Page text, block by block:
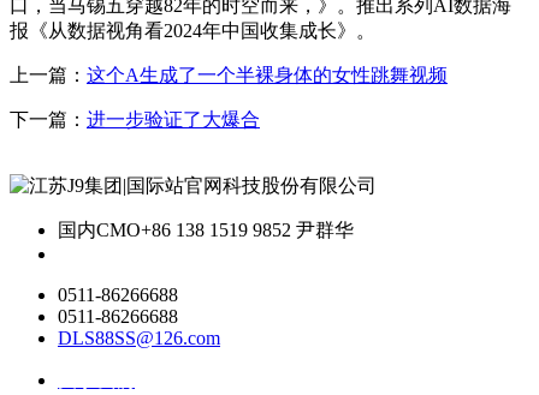
口，当马锡五穿越82年的时空而来，》。推出系列AI数据海
报《从数据视角看2024年中国收集成长》。
上一篇： 这个A生成了一个半裸身体的女性跳舞视频
下一篇： 进一步验证了大爆合
国内CMO+86 138 1519 9852 尹群华
0511-86266688
0511-86266688
DLS88SS@126.com